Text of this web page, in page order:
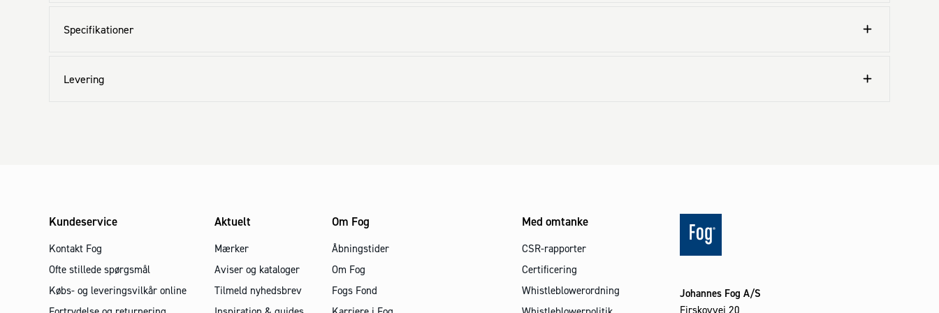
Specifikationer
Levering
Kundeservice
Kontakt Fog
Ofte stillede spørgsmål
Købs- og leveringsvilkår online
Aktuelt
Mærker
Aviser og kataloger
Tilmeld nyhedsbrev
Om Fog
Åbningstider
Om Fog
Fogs Fond
Med omtanke
CSR-rapporter
Certificering
Whistleblowerordning
Johannes Fog A/S
Firskovvej 20